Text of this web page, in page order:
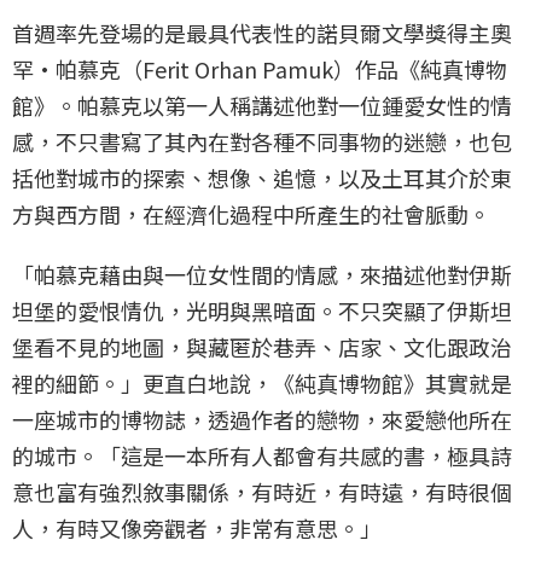
首週率先登場的是最具代表性的諾貝爾文學獎得主奧
罕·帕慕克（Ferit Orhan Pamuk）作品《純真博物
館》。帕慕克以第一人稱講述他對一位鍾愛女性的情
感，不只書寫了其內在對各種不同事物的迷戀，也包
括他對城市的探索、想像、追憶，以及土耳其介於東
方與西方間，在經濟化過程中所產生的社會脈動。
「帕慕克藉由與一位女性間的情感，來描述他對伊斯
坦堡的愛恨情仇，光明與黑暗面。不只突顯了伊斯坦
堡看不見的地圖，與藏匿於巷弄、店家、文化跟政治
裡的細節。」更直白地說，《純真博物館》其實就是
一座城市的博物誌，透過作者的戀物，來愛戀他所在
的城市。「這是一本所有人都會有共感的書，極具詩
意也富有強烈敘事關係，有時近，有時遠，有時很個
人，有時又像旁觀者，非常有意思。」